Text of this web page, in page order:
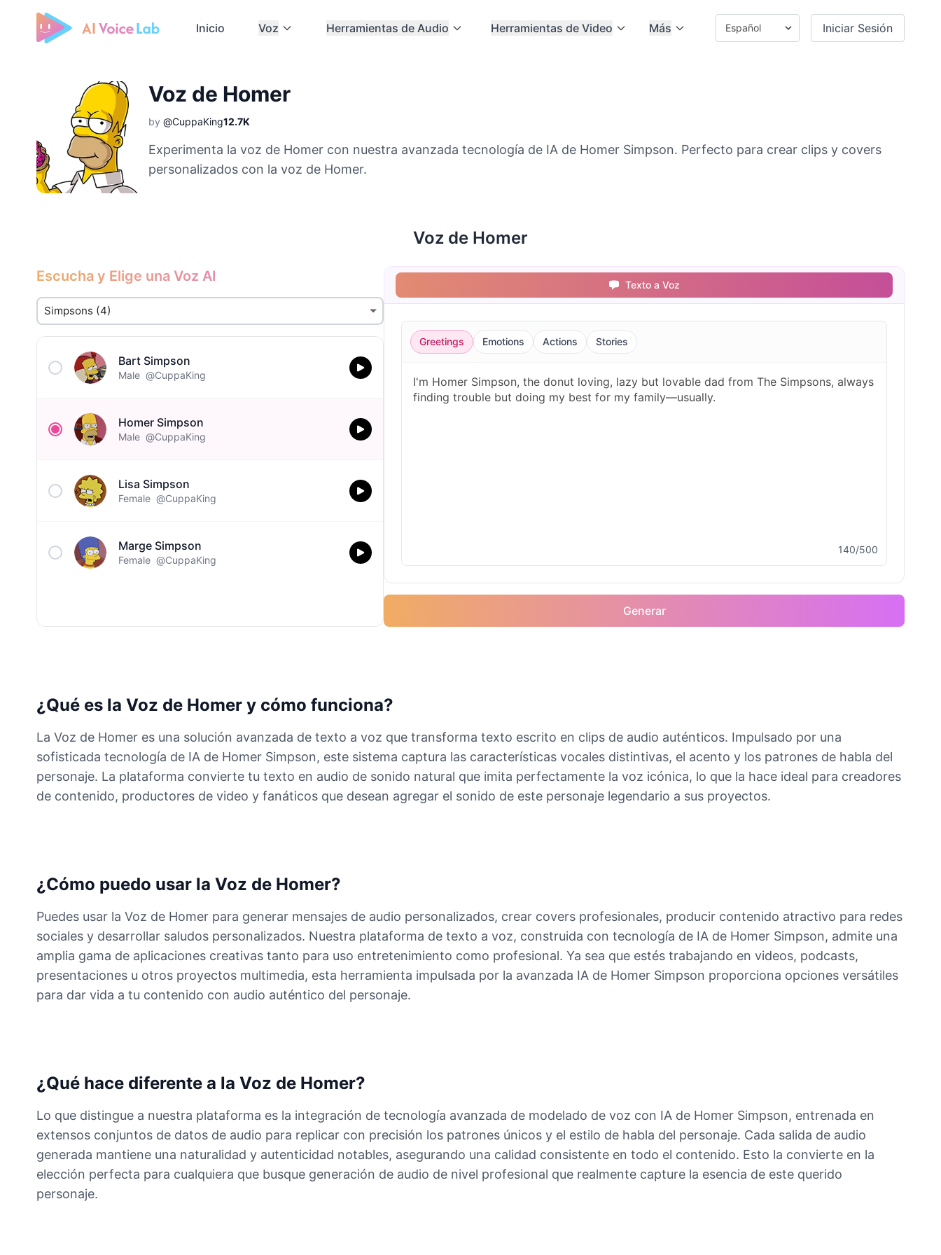
Free AI Cover & AI Voice Over Inicio Voz Herramientas de Audio Herramientas de Video Más Iniciar Sesión
Voz de Homer
by @CuppaKing12.7K
Experimenta la voz de Homer con nuestra avanzada tecnología de IA de Homer Simpson. Perfecto para crear clips y covers
personalizados con la voz de Homer.
Voz de Homer
Escucha y Elige una Voz AI
Bart Simpson
Male @CuppaKing
Homer Simpson
Male @CuppaKing
Lisa Simpson
Female @CuppaKing
Marge Simpson
Female @CuppaKing
Texto a Voz
Greetings Emotions Actions Stories
140/500
Generar
¿Qué es la Voz de Homer y cómo funciona?
La Voz de Homer es una solución avanzada de texto a voz que transforma texto escrito en clips de audio auténticos. Impulsado por una
sofisticada tecnología de IA de Homer Simpson, este sistema captura las características vocales distintivas, el acento y los patrones de habla del
personaje. La plataforma convierte tu texto en audio de sonido natural que imita perfectamente la voz icónica, lo que la hace ideal para creadores
de contenido, productores de video y fanáticos que desean agregar el sonido de este personaje legendario a sus proyectos.
¿Cómo puedo usar la Voz de Homer?
Puedes usar la Voz de Homer para generar mensajes de audio personalizados, crear covers profesionales, producir contenido atractivo para redes
sociales y desarrollar saludos personalizados. Nuestra plataforma de texto a voz, construida con tecnología de IA de Homer Simpson, admite una
amplia gama de aplicaciones creativas tanto para uso entretenimiento como profesional. Ya sea que estés trabajando en videos, podcasts,
presentaciones u otros proyectos multimedia, esta herramienta impulsada por la avanzada IA de Homer Simpson proporciona opciones versátiles
para dar vida a tu contenido con audio auténtico del personaje.
¿Qué hace diferente a la Voz de Homer?
Lo que distingue a nuestra plataforma es la integración de tecnología avanzada de modelado de voz con IA de Homer Simpson, entrenada en
extensos conjuntos de datos de audio para replicar con precisión los patrones únicos y el estilo de habla del personaje. Cada salida de audio
generada mantiene una naturalidad y autenticidad notables, asegurando una calidad consistente en todo el contenido. Esto la convierte en la
elección perfecta para cualquiera que busque generación de audio de nivel profesional que realmente capture la esencia de este querido
personaje.